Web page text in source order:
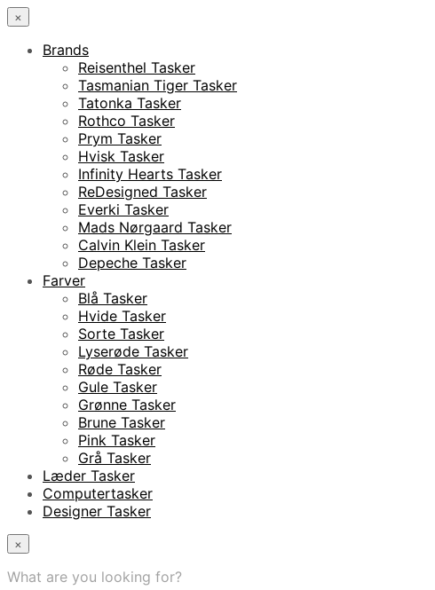
×
Brands
Reisenthel Tasker
Tasmanian Tiger Tasker
Tatonka Tasker
Rothco Tasker
Prym Tasker
Hvisk Tasker
Infinity Hearts Tasker
ReDesigned Tasker
Everki Tasker
Mads Nørgaard Tasker
Calvin Klein Tasker
Depeche Tasker
Farver
Blå Tasker
Hvide Tasker
Sorte Tasker
Lyserøde Tasker
Røde Tasker
Gule Tasker
Grønne Tasker
Brune Tasker
Pink Tasker
Grå Tasker
Læder Tasker
Computertasker
Designer Tasker
×
What are you looking for?